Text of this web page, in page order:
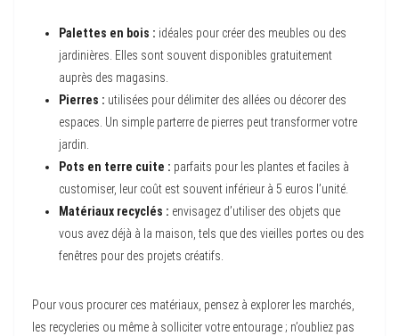
Palettes en bois : idéales pour créer des meubles ou des
jardinières. Elles sont souvent disponibles gratuitement
auprès des magasins.
Pierres : utilisées pour délimiter des allées ou décorer des
espaces. Un simple parterre de pierres peut transformer votre
jardin.
Pots en terre cuite : parfaits pour les plantes et faciles à
customiser, leur coût est souvent inférieur à 5 euros l’unité.
Matériaux recyclés : envisagez d’utiliser des objets que
vous avez déjà à la maison, tels que des vieilles portes ou des
fenêtres pour des projets créatifs.
Pour vous procurer ces matériaux, pensez à explorer les marchés,
les recycleries ou même à solliciter votre entourage ; n’oubliez pas